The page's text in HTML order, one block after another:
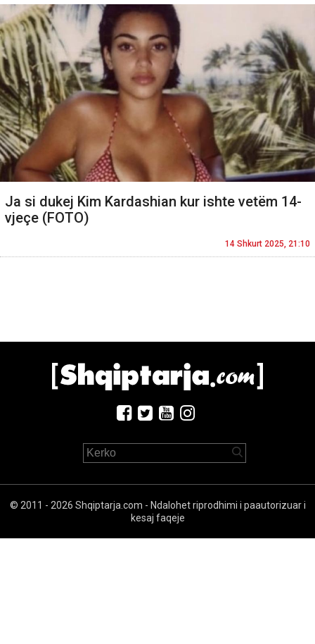
​Ja si dukej Kim Kardashian kur ishte vetëm 14-
vjeçe (FOTO)
14 Shkurt 2025, 21:10
© 2011 - 2026 Shqiptarja.com - Ndalohet riprodhimi i paautorizuar i
kesaj faqeje